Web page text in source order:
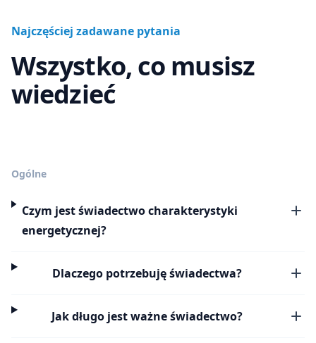
Najczęściej zadawane pytania
Wszystko, co musisz
wiedzieć
Ogólne
Czym jest świadectwo charakterystyki
energetycznej?
Dlaczego potrzebuję świadectwa?
Jak długo jest ważne świadectwo?